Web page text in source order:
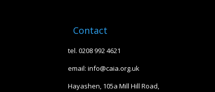
Contact
tel. 0208 992 4621
email: info@caia.org.uk
Hayashen, 105a Mill Hill Road,